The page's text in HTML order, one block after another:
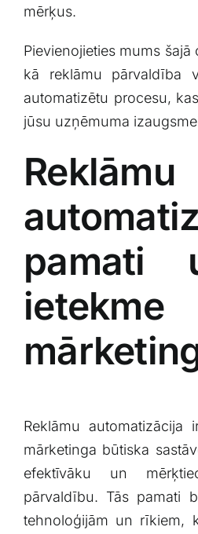
mērķus.
Pievienojieties mums šajā
kā ​reklāmu pārvaldība
automatizētu⁢ procesu,
jūsu uzņēmuma⁣
Reklāmu⁣
pamati‌
Reklāmu automatizācija
mārketinga būtiska
efektīvāku un
pārvaldību. Tās pamati​
tehnoloģijām un rīkiem,